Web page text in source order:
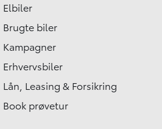
Elbiler
Brugte biler
Kampagner
Erhvervsbiler
Lån, Leasing & Forsikring
Book prøvetur